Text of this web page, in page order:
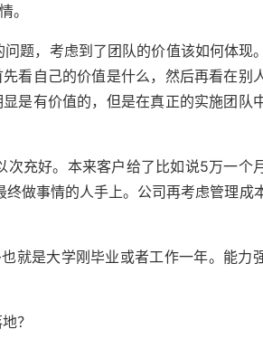
。
题，考虑到了团队的价值该如何体现
看自己的价值是什么，然后再看在别
是有价值的，但是在真正的实施团队
充好。本来客户给了比如说5万一个月
做事情的人手上。公司再考虑管理成
是大学刚毕业或者工作一年。能力强
？